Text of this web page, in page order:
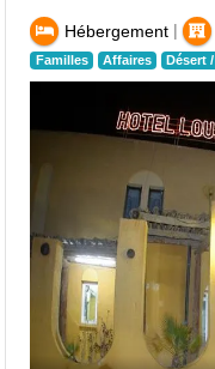
Hébergement|
Familles Affaires Désert